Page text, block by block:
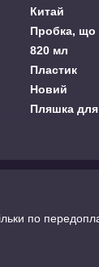
Китай
Пробка, що
820 мл
Пластик
Новий
Пляшка для
по